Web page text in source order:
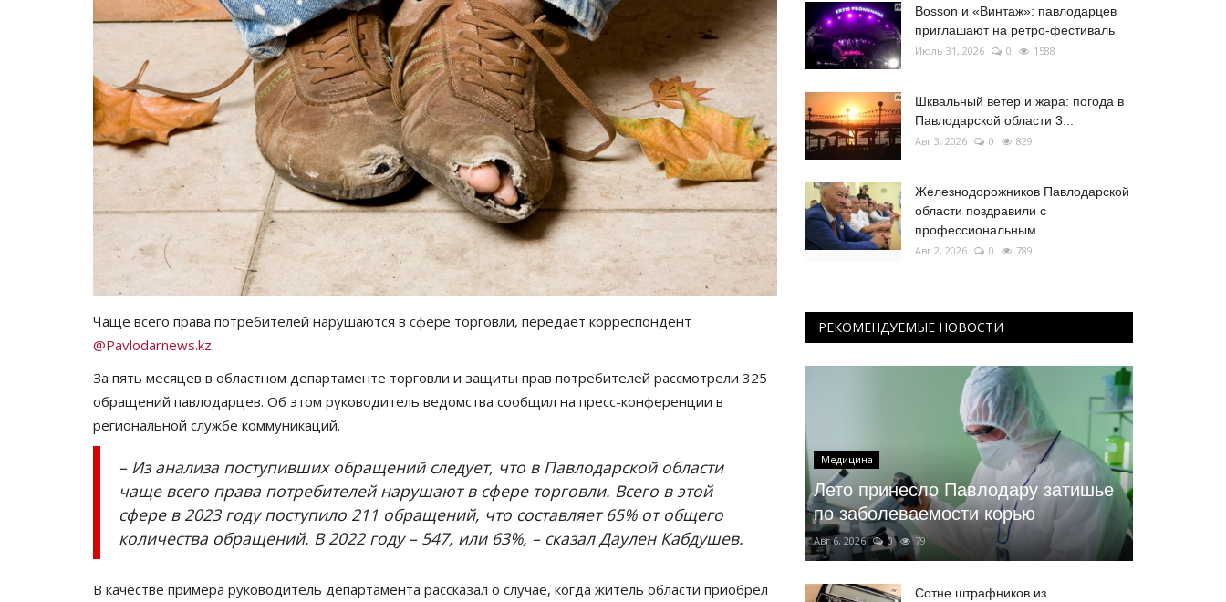
Чаще всего права потребителей нарушаются в сфере торговли, передает корреспондент
@Pavlodarnews.kz.
За пять месяцев в областном департаменте торговли и защиты прав потребителей рассмотрели 325
обращений павлодарцев. Об этом руководитель ведомства сообщил на пресс-конференции в
региональной службе коммуникаций.
– Из анализа поступивших обращений следует, что в Павлодарской области
чаще всего права потребителей нарушают в сфере торговли. Всего в этой
сфере в 2023 году поступило 211 обращений, что составляет 65% от общего
количества обращений. В 2022 году – 547, или 63%, – сказал Даулен Кабдушев.
В качестве примера руководитель департамента рассказал о случае, когда житель области приобрёл
Bosson и «Винтаж»: павлодарцев
приглашают на ретро-фестиваль
Июль 31, 2026 0 1588
Шквальный ветер и жара: погода в
Павлодарской области 3...
Авг 3, 2026 0 829
Железнодорожников Павлодарской
области поздравили с
профессиональным...
Авг 2, 2026 0 789
РЕКОМЕНДУЕМЫЕ НОВОСТИ
Медицина
Лето принесло Павлодару затишье
по заболеваемости корью
Авг 6, 2026 0 79
Сотне штрафников из